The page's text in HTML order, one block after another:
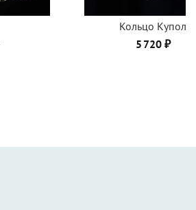
Кольцо Купол
5 720 ₽